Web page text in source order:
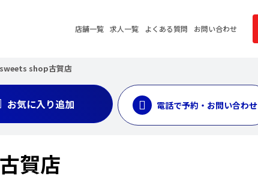
店舗一覧 求人一覧 よくある質問 お問い合わせ
shop古賀店
電話で予約・お問い合わせ
お気に入り追加
賀店